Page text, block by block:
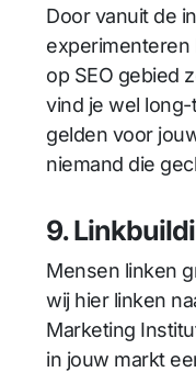
Door vanuit de
experimenteren
op SEO gebied
vind je wel
gelden voor
niemand die
9.
Mensen linken
wij hier linken
Marketing
in jouw markt